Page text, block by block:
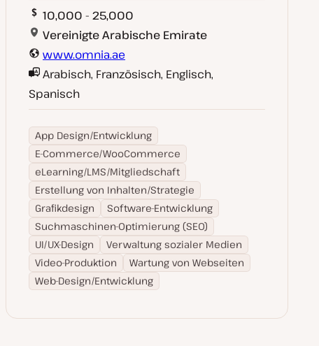
10,000 - 25,000
Vereinigte Arabische Emirate
www.omnia.ae
Arabisch, Französisch, Englisch,
Spanisch
App Design/Entwicklung
E-Commerce/WooCommerce
eLearning/LMS/Mitgliedschaft
Erstellung von Inhalten/Strategie
Grafikdesign
Software-Entwicklung
Suchmaschinen-Optimierung (SEO)
UI/UX-Design
Verwaltung sozialer Medien
Video-Produktion
Wartung von Webseiten
Web-Design/Entwicklung